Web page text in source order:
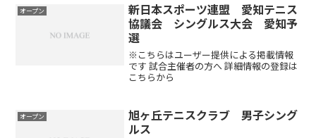
オープン
新日本スポーツ連盟 愛知テニス
協議会 シングルス大会 愛知予
選
※こちらはユーザー提供による掲載情報
です 試合主催者の方へ 詳細情報の登録は
こちらから
オープン
旭ヶ丘テニスクラブ 男子シング
ルス